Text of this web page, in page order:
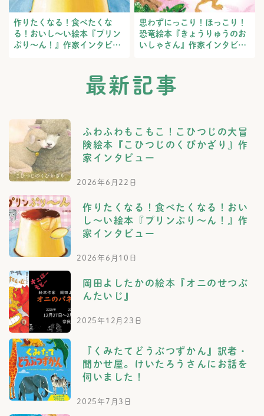
作りたくなる！食べたくな
る！おいし～い絵本『プリン
ぷり～ん！』作家インタビュ
思わずにっこり！ほっこり！
恐竜絵本『きょうりゅうのお
いしゃさん』作家インタビュ
最新記事
ふわふわもこもこ！こひつじの大冒
険絵本『こひつじのくびかざり』作
家インタビュー
2026年6月22日
作りたくなる！食べたくなる！おい
し～い絵本『プリンぷり～ん！』作
家インタビュー
2026年6月10日
岡田よしたかの絵本『オニのせつぶ
んたいじ』
2025年12月23日
『くみたてどうぶつずかん』訳者・
聞かせ屋。けいたろうさんにお話を
伺いました！
2025年7月3日